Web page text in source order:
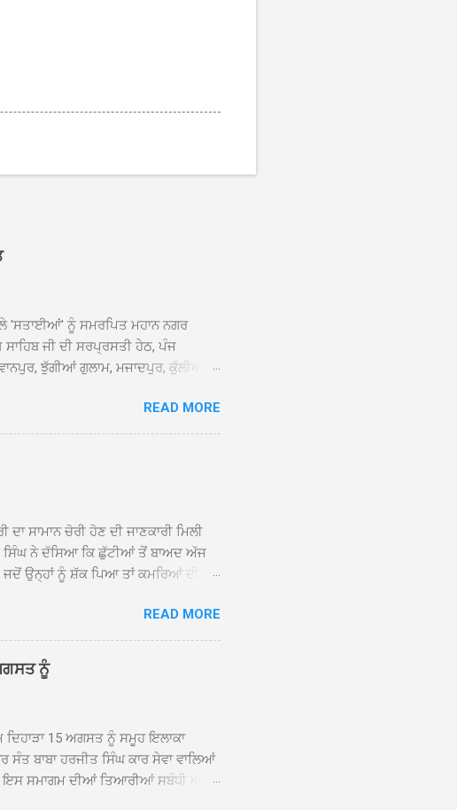
'ਸਤਾਈਆਂ' ਨੂੰ ਸਮਰਪਿਤ ਮਹਾਨ ਨਗਰ
ਜੀ ਦੀ ਸਰਪ੍ਰਸਤੀ ਹੇਠ, ਪੰਜ
ਝੁੱਗੀਆਂ ਗੁਲਾਮ, ਮਜਾਦਪੁਰ, ਕੁੱਲੀਆਂ,
ਠੱਟਾ ਵਿਖੇ ਪਹੁੰਚਣ ’ਤੇ ਮੁੱਖ ਸੇਵਾਦਾਰ
ਕੀਤਾ ਗਿਆ। ਗੁਰਦੁਆਰਾ ਸ੍ਰੀ
ਪਿਆਰੇ ਸਾਹਿਬਾਨ ਤੇ ਨਗਰ ਕੀਰਤਨ ਦੇ
ਵੱਲੋਂ ਸਿਰੋਪਾਓ ਦੇ ਕੇ ਵਿਸ਼ੇਸ਼ ਤੌਰ ’ਤੇ
READ MORE
ਸਾਮਾਨ ਚੋਰੀ ਹੋਣ ਦੀ ਜਾਣਕਾਰੀ ਮਿਲੀ
ਸਿੰਘ ਨੇ ਦੱਸਿਆ ਕਿ ਛੁੱਟੀਆਂ ਤੋਂ ਬਾਅਦ ਅੱਜ
ਉਨ੍ਹਾਂ ਨੂੰ ਸ਼ੱਕ ਪਿਆ ਤਾਂ ਕਮਰਿਆਂ ਦੀਆਂ
ਜੂਨ ਤੱਕ ਸਭ ਠੀਕ ਸੀ। ਚੋਰੀ ਦੀ ਘਟਨਾ
ਕੌਰ, ਕਮਲਪ੍ਰੀਤ ਕੌਰ ਅਤੇ ਹਰਵਿੰਦਰ
ਰਾਮ ਸਿੰਘ ਵੱਲੋਂ ਕੀਤੀ ਗਈ ਸੀ
ਬੱਚਿਆਂ ਦੇ ਮਾਪਿਆਂ ਵਿੱਚ ਭਾਰੀ ਰੋਸ ਹੈ ਅਤੇ
READ MORE
ਨੂੰ
ਦਿਹਾੜਾ 15 ਅਗਸਤ ਨੂੰ ਸਮੂਹ ਇਲਾਕਾ
ਸੰਤ ਬਾਬਾ ਹਰਜੀਤ ਸਿੰਘ ਕਾਰ ਸੇਵਾ ਵਾਲਿਆਂ
ਇਸ ਸਮਾਗਮ ਦੀਆਂ ਤਿਆਰੀਆਂ ਸਬੰਧੀ ਅੱਜ